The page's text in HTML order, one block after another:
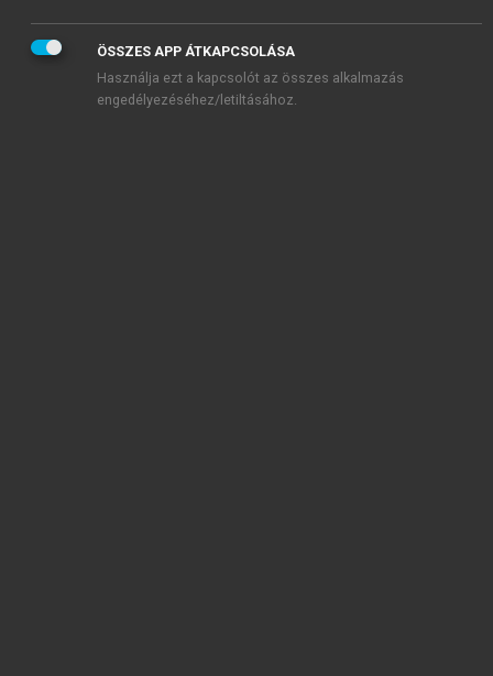
ÖSSZES APP ÁTKAPCSOLÁSA
Használja ezt a kapcsolót az összes alkalmazás
engedélyezéséhez/letiltásához.